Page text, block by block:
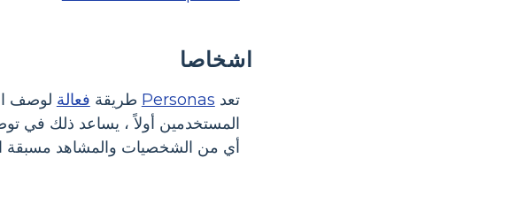
اشخاصا
تعد Personas طريقة فعالة لوصف
المستخدمين أولاً ، يساعد ذلك في
أي من الشخصيات والمشاهد مسبقة